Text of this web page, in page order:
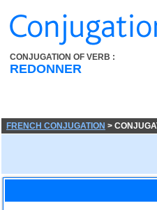
CONJUGATION OF VERB :
REDONNER
FRENCH CONJUGATION >